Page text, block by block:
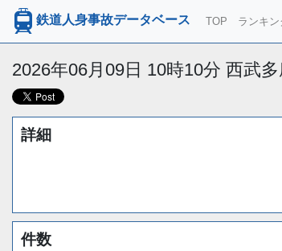
鉄道人身事故データベース TOP ランキン
2026年06月09日 10時10分 西武
詳細
件数